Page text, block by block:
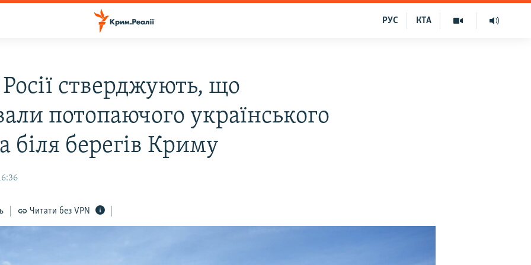
КТА
РУС
стверджують, що
потопаючого українського
біля берегів Криму
Читати без VPN